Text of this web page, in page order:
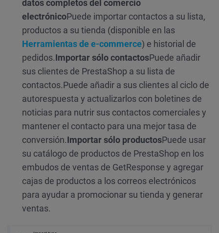
datos completos del comercio
electrónicoPuede importar contactos a su lista,
productos a su tienda (disponible en las
Herramientas de e-commerce) e historial de
pedidos.Importar sólo contactosPuede añadir
sus clientes de PrestaShop a su lista de
contactos.Puede añadir a sus clientes al ciclo de
autorespuesta y actualizarlos con boletines de
noticias para nutrir sus contactos comerciales y
mantener el contacto para una mejor tasa de
conversión.Importarsólo productosPuede usar
su catálogo de productos de PrestaShop en los
embudos de ventas de GetResponse y agregar
cajas de productos a los correos electrónicos
para ayudar a promocionar su tienda y generar
ventas.